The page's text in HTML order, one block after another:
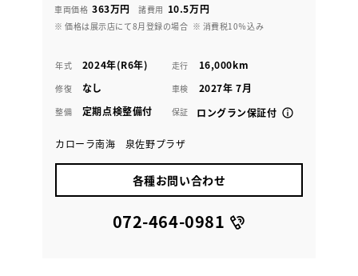
車両価格 363万円 諸費用 10.5万円
※ 価格は展示店にて8月登録の場合 ※ 消費税10％込み
年式 2024年(R6年) 走行 16,000km
修復 なし 車検 2027年 7月
整備 定期点検整備付 保証 ロングラン保証付
カローラ南海 泉佐野プラザ
各種お問い合わせ
072-464-0981